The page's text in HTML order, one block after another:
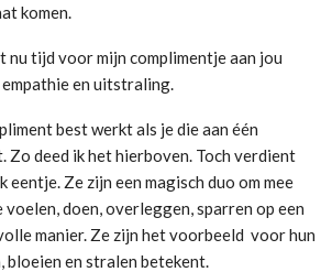
komen.
nu tijd voor mijn complimentje aan jou
en uitstraling.
best werkt als je die aan één
Zo deed ik het hierboven. Toch verdient
eentje. Ze zijn een magisch duo om mee
voelen, doen, overleggen, sparren op een
manier. Ze zijn het voorbeeld voor hun
bloeien en stralen betekent.